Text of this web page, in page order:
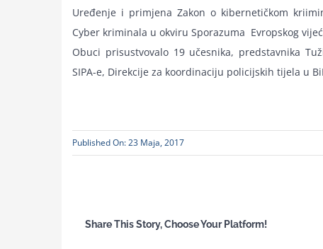
Uređenje i primjena Zakon o kibernetičkom
Cyber kriminala u okviru Sporazuma Evropskog
Obuci prisustvovalo 19 učesnika, predstavnika
SIPA-e, Direkcije za koordinaciju policijskih tijela u
Published On: 23 Maja, 2017
Share This Story, Choose Your Platform!